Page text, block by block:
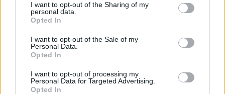
disclose it to other third parties.
Please note that this website/app uses one or more Google
services and may gather and store information including but
not limited to your visit or usage behaviour. You may click to
grant or deny consent to Google and its third-party tags to
consent section.
I want to opt-out of the Sharing of my
personal data.
Opted In
I want to opt-out of the Sale of my
Personal Data.
Opted In
I want to opt-out of processing my
Personal Data for Targeted Advertising.
Opted In